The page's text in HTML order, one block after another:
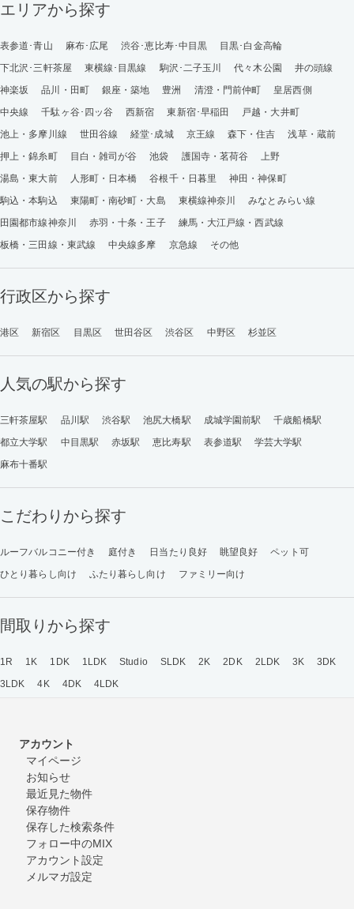
エリアから探す
表参道･青山 麻布･広尾 渋谷･恵比寿･中目黒
目黒･白金高輪
下北沢･三軒茶屋
東横線･目黒線 駒沢･二子玉川 代々木公園
井の頭線
神楽坂
品川・田町 銀座・築地 豊洲 清澄・門前仲町
皇居西側
中央線
千駄ヶ谷･四ッ谷 西新宿 東新宿･早稲田
戸越・大井町
池上・多摩川線
世田谷線 経堂･成城 京王線 森下・住吉
浅草・蔵前
押上・錦糸町
目白・雑司が谷 池袋 護国寺・茗荷谷
上野
湯島・東大前
人形町・日本橋 谷根千・日暮里
神田・神保町
駒込・本駒込
東陽町・南砂町・大島 東横線神奈川
みなとみらい線
田園都市線神奈川
赤羽・十条・王子
練馬・大江戸線・西武線
板橋・三田線・東武線
中央線多摩 京急線 その他
行政区から探す
港区 新宿区 目黒区 世田谷区 渋谷区 中野区 杉並区
人気の駅から探す
三軒茶屋駅 品川駅 渋谷駅 池尻大橋駅 成城学園前駅
千歳船橋駅
都立大学駅
中目黒駅 赤坂駅 恵比寿駅 表参道駅
学芸大学駅
麻布十番駅
こだわりから探す
ルーフバルコニー付き 庭付き 日当たり良好 眺望良好
ペット可
ひとり暮らし向け
ふたり暮らし向け ファミリー向け
間取りから探す
1R 1K 1DK 1LDK Studio SLDK 2K 2DK 2LDK 3K
3DK
3LDK
4K 4DK 4LDK
アカウント
マイページ
お知らせ
最近見た物件
保存物件
保存した検索条件
フォロー中のMIX
アカウント設定
メルマガ設定